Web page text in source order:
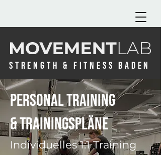
STRENGTH & FITNESS BADEN
Personal Training
& Trainingspläne
Individuelles 1:1 Training